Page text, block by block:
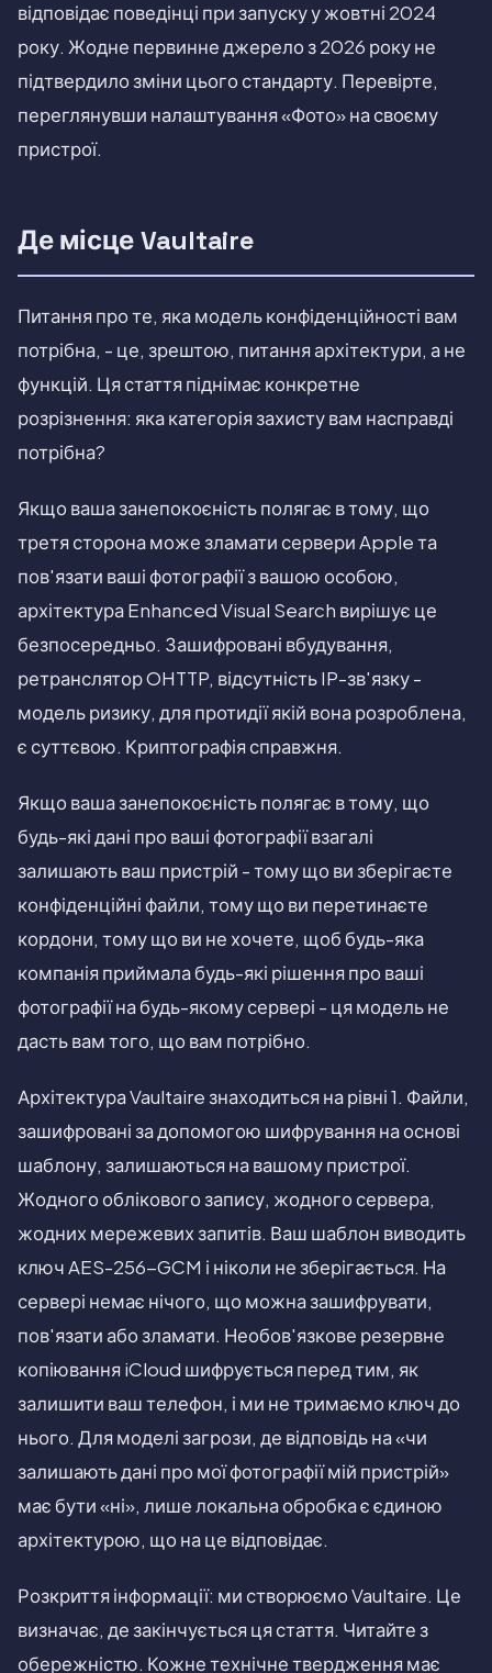
відповідає поведінці при запуску у жовтні 2024
року. Жодне первинне джерело з 2026 року не
підтвердило зміни цього стандарту. Перевірте,
переглянувши налаштування «Фото» на своєму
пристрої.
Де місце Vaultaire
Питання про те, яка модель конфіденційності вам
потрібна, - це, зрештою, питання архітектури, а не
функцій. Ця стаття піднімає конкретне
розрізнення: яка категорія захисту вам насправді
потрібна?
Якщо ваша занепокоєність полягає в тому, що
третя сторона може зламати сервери Apple та
пов'язати ваші фотографії з вашою особою,
архітектура Enhanced Visual Search вирішує це
безпосередньо. Зашифровані вбудування,
ретранслятор OHTTP, відсутність IP-зв'язку -
модель ризику, для протидії якій вона розроблена,
є суттєвою. Криптографія справжня.
Якщо ваша занепокоєність полягає в тому, що
будь-які дані про ваші фотографії взагалі
залишають ваш пристрій - тому що ви зберігаєте
конфіденційні файли, тому що ви перетинаєте
кордони, тому що ви не хочете, щоб будь-яка
компанія приймала будь-які рішення про ваші
фотографії на будь-якому сервері - ця модель не
дасть вам того, що вам потрібно.
Архітектура Vaultaire знаходиться на рівні 1. Файли,
зашифровані за допомогою шифрування на основі
шаблону, залишаються на вашому пристрої.
Жодного облікового запису, жодного сервера,
жодних мережевих запитів. Ваш шаблон виводить
ключ AES-256-GCM і ніколи не зберігається. На
сервері немає нічого, що можна зашифрувати,
пов'язати або зламати. Необов'язкове резервне
копіювання iCloud шифрується перед тим, як
залишити ваш телефон, і ми не тримаємо ключ до
нього. Для моделі загрози, де відповідь на «чи
залишають дані про мої фотографії мій пристрій»
має бути «ні», лише локальна обробка є єдиною
архітектурою, що на це відповідає.
Розкриття інформації: ми створюємо Vaultaire. Це
визначає, де закінчується ця стаття. Читайте з
обережністю. Кожне технічне твердження має